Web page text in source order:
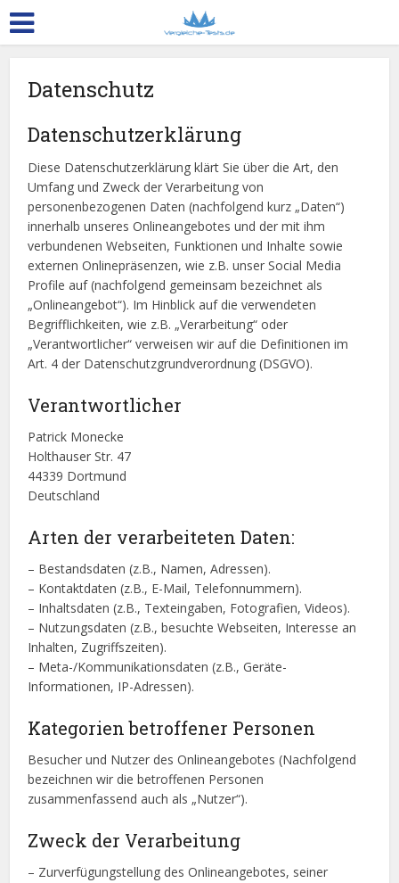
Datenschutz
Datenschutzerklärung
Diese Datenschutzerklärung klärt Sie über die Art, den
Umfang und Zweck der Verarbeitung von
personenbezogenen Daten (nachfolgend kurz „Daten“)
innerhalb unseres Onlineangebotes und der mit ihm
verbundenen Webseiten, Funktionen und Inhalte sowie
externen Onlinepräsenzen, wie z.B. unser Social Media
Profile auf (nachfolgend gemeinsam bezeichnet als
„Onlineangebot“). Im Hinblick auf die verwendeten
Begrifflichkeiten, wie z.B. „Verarbeitung“ oder
„Verantwortlicher“ verweisen wir auf die Definitionen im
Art. 4 der Datenschutzgrundverordnung (DSGVO).
Verantwortlicher
Patrick Monecke
Holthauser Str. 47
44339 Dortmund
Deutschland
Arten der verarbeiteten Daten:
– Bestandsdaten (z.B., Namen, Adressen).
– Kontaktdaten (z.B., E-Mail, Telefonnummern).
– Inhaltsdaten (z.B., Texteingaben, Fotografien, Videos).
– Nutzungsdaten (z.B., besuchte Webseiten, Interesse an
Inhalten, Zugriffszeiten).
– Meta-/Kommunikationsdaten (z.B., Geräte-
Informationen, IP-Adressen).
Kategorien betroffener Personen
Besucher und Nutzer des Onlineangebotes (Nachfolgend
bezeichnen wir die betroffenen Personen
zusammenfassend auch als „Nutzer“).
Zweck der Verarbeitung
– Zurverfügungstellung des Onlineangebotes, seiner